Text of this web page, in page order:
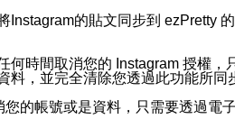
的貼文同步到 ezPretty
時間取消您的 Instagram 授權
，並完全清除您透過此功能所同
的帳號或是資料，只需要透過電